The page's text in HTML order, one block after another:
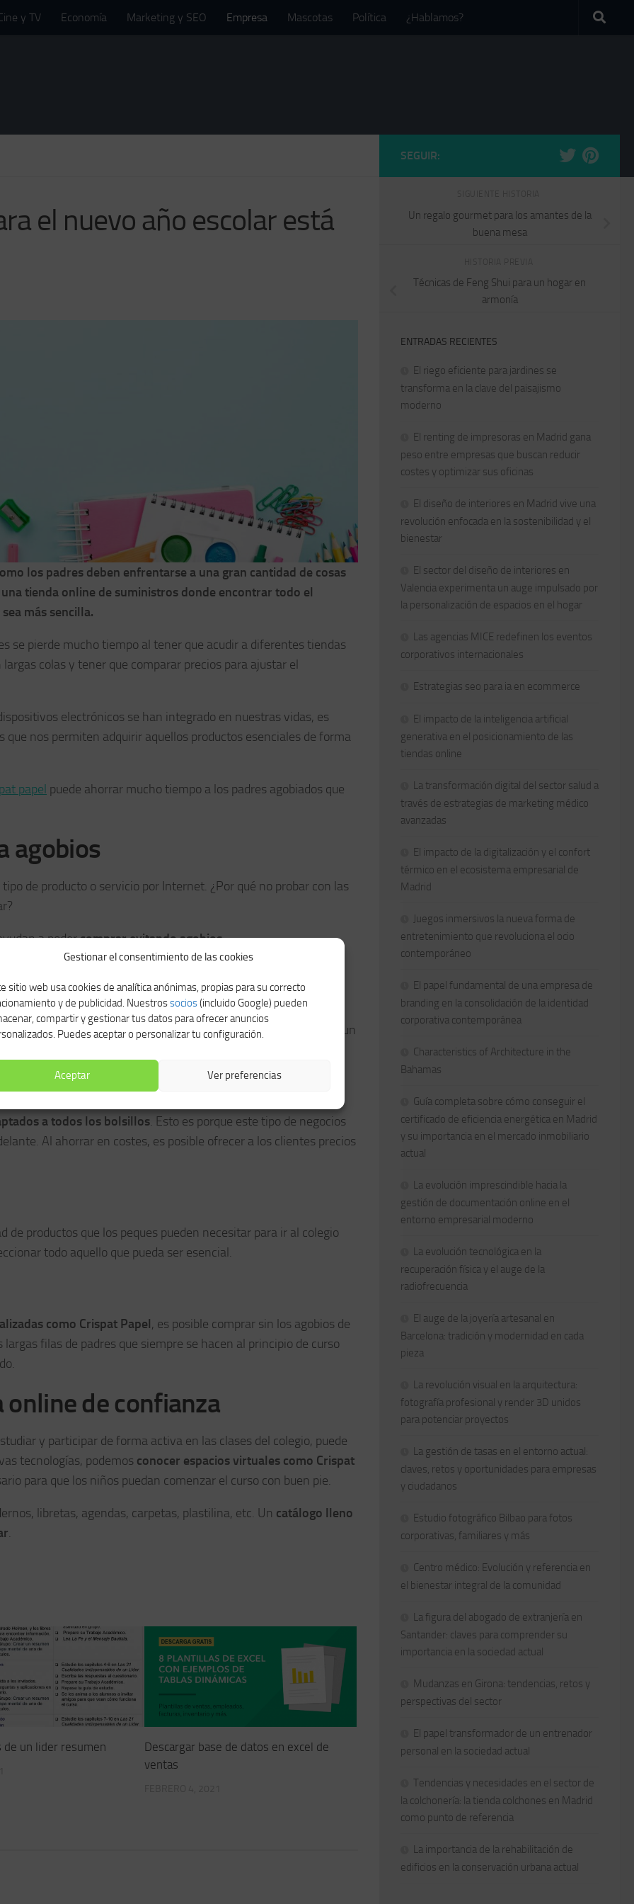
Gestionar el consentimiento de las cookies
sitio web usa cookies de analítica anónimas, propias para su correcto
y de publicidad. Nuestrossocios(incluido Google) pueden
compartir y gestionar tus datos para ofrecer anuncios
Puedes aceptar o personalizar tu configuración.
Aceptar Ver preferencias
y TV Economía Marketing y SEO Empresa Mascotas Política ¿Hablamos?
el nuevo año escolar está
los padres deben enfrentarse a una gran cantidad de cosas
tienda online de suministros donde encontrar todo el
más sencilla.
se pierde mucho tiempo al tener que acudir a diferentes tiendas
colas y tener que comparar precios para ajustar el
electrónicos se han integrado en nuestras vidas, es
nos permiten adquirir aquellos productos esenciales de forma
papel puede ahorrar mucho tiempo a los padres agobiados que
agobios
de producto o servicio por Internet. ¿Por qué no probar con las
a podercomprar evitando agobios.
es disponer de todo el tiempo del mundo para comprar.
tranquila cuando llegas a casa tras la larga jornada laboral, un
en casa sin tener que moverte.
a todos los bolsillos. Esto es porque este tipo de negocios
Al ahorrar en costes, es posible ofrecer a los clientes precios
productos que los peques pueden necesitar para ir al colegio
todo aquello que pueda ser esencial.
como Crispat Papel, es posible comprar sin los agobios de
filas de padres que siempre se hacen al principio de curso
online de confianza
y participar de forma activa en las clases del colegio, puede
tecnologías, podemos conocer espacios virtuales como Crispat
para que los niños puedan comenzar el curso con buen pie.
libretas, agendas, carpetas, plastilina, etc. Un catálogo lleno
.
de un lider resumen
Descargar base de datos en excel de
ventas
SEGUIR:
Un regalo gourmet para los amantes de la
buena mesa
Técnicas de Feng Shui para un hogar en
armonía
ENTRADAS RECIENTES
El riego eficiente para jardines se
transforma en la clave del paisajismo
moderno
El renting de impresoras en Madrid gana
peso entre empresas que buscan reducir
costes y optimizar sus oficinas
El diseño de interiores en Madrid vive una
revolución enfocada en la sostenibilidad y el
bienestar
El sector del diseño de interiores en
Valencia experimenta un auge impulsado por
la personalización de espacios en el hogar
Las agencias MICE redefinen los eventos
corporativos internacionales
Estrategias seo para ia en ecommerce
El impacto de la inteligencia artificial
generativa en el posicionamiento de las
tiendas online
La transformación digital del sector salud a
través de estrategias de marketing médico
avanzadas
El impacto de la digitalización y el confort
térmico en el ecosistema empresarial de
Madrid
Juegos inmersivos la nueva forma de
entretenimiento que revoluciona el ocio
contemporáneo
El papel fundamental de una empresa de
branding en la consolidación de la identidad
corporativa contemporánea
Characteristics of Architecture in the
Bahamas
Guía completa sobre cómo conseguir el
certificado de eficiencia energética en Madrid
y su importancia en el mercado inmobiliario
actual
La evolución imprescindible hacia la
gestión de documentación online en el
entorno empresarial moderno
La evolución tecnológica en la
recuperación física y el auge de la
radiofrecuencia
El auge de la joyería artesanal en
Barcelona: tradición y modernidad en cada
pieza
La revolución visual en la arquitectura:
fotografía profesional y render 3D unidos
para potenciar proyectos
La gestión de tasas en el entorno actual:
claves, retos y oportunidades para empresas
y ciudadanos
Estudio fotográfico Bilbao para fotos
corporativas, familiares y más
Centro médico: Evolución y referencia en
el bienestar integral de la comunidad
La figura del abogado de extranjería en
Santander: claves para comprender su
importancia en la sociedad actual
Mudanzas en Girona: tendencias, retos y
perspectivas del sector
El papel transformador de un entrenador
personal en la sociedad actual
Tendencias y necesidades en el sector de
la colchonería: la tienda colchones en Madrid
como punto de referencia
La importancia de la rehabilitación de
edificios en la conservación urbana actual